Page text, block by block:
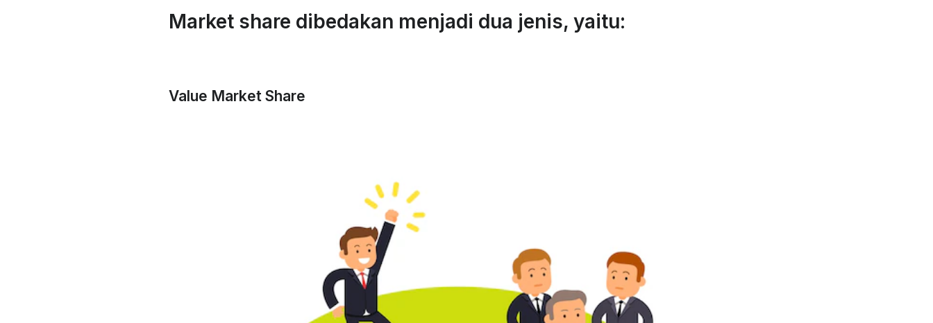
Market share dibedakan menjadi dua jenis, yaitu:
Value Market Share